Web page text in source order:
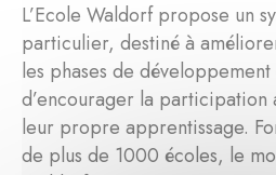
L’Ecole Waldorf propose un
particulier, destiné à
les phases de
d’encourager la participation
leur propre apprentissage.
de plus de 1000 écoles, le